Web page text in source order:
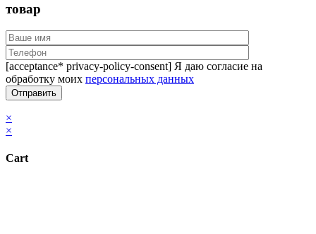
товар
[acceptance* privacy-policy-consent] Я даю согласие на
обработку моих персональных данных
×
×
Cart